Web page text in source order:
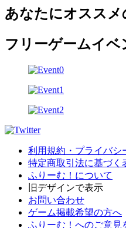
あなたにオススメ
フリーゲームイベ
利用規約・プライバシ
特定商取引法に基づく
ふりーむ！について
旧デザインで表示
お問い合わせ
ゲーム掲載希望の方へ
ふりーむ！へのご意見